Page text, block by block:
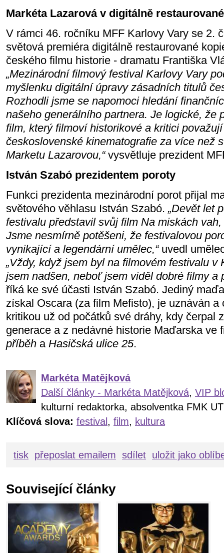
Markéta Lazarová v digitálně
V rámci 46. ročníku MFF Karlovy Vary se 2.
světová premiéra digitálně restaurované
českého filmu historie - dramatu Františka
„Mezinárodní filmový festival Karlovy Vary
myšlenku digitální úpravy zásadních titulů
Rozhodli jsme se napomoci hledání
našeho generálního partnera. Je logické, že
film, který filmoví historikové a kritici
československé kinematografie za více než
Marketu Lazarovou,“vysvětluje prezident
István Szabó prezidentem poroty
Funkci prezidenta mezinárodní porot přijal
světového věhlasu István Szabó. „Devět let
festivalu představil svůj film Na miskách
Jsme nesmírně potěšeni, že festivalovou
vynikající a legendární umělec,“uvedl
„Vždy, když jsem byl na filmovém festivalu v
jsem nadšen, neboť jsem viděl dobré filmy a
říká ke své účasti István Szabó. Jediný
získal Oscara (za film Mefisto), je uznáván a
kritikou už od počátků své dráhy, kdy čerpal
generace a z nedávné historie Maďarska ve
příběh aHasičská ulice 25.
Markéta Matějková
Další články - Markéta Matějková, VIP
kulturní redaktorka, absolventka FMK
Klíčová slova: festival, film, kultura
tisk přeposlat emailem sdílet uložit jako
Související články